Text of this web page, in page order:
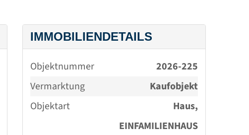
schließt einen
provisionspflichtigen
Maklervertrag mit dem
Verkäufer in gleicher
Höhe ab. (§ 656 a-d
BGB)
IMMOBILIENDETAILS
Objektnummer
2026-225
Vermarktung
Kaufobjekt
Objektart
Haus,
EINFAMILIENHAUS